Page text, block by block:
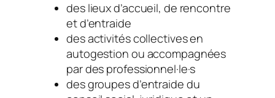
des lieux d’accueil, de rencontre
et d’entraide
des activités collectives en
autogestion ou accompagnées
par des professionnel·le·s
des groupes d’entraide du